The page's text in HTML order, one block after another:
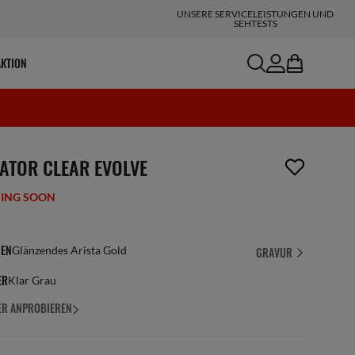
UNSERE SERVICELEISTUNGEN UND
SEHTESTS
searchaccount
bag
wurde von deiner Wunschliste entfernt
CLEAR EVOLVE
SOON
Glänzendes Arista Gold
GRAVUR
Klar Grau
ANPROBIEREN